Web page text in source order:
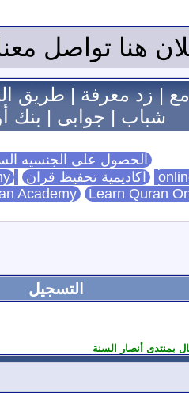
هنا تواصل
|زد معرفة|طريق
شباب | جوابى | بنك
الحصول على الجنسيه
اكاديمية تحفيظ قران
Academy Learn Quran
التسجيل
بمنتدى أنصار السنة